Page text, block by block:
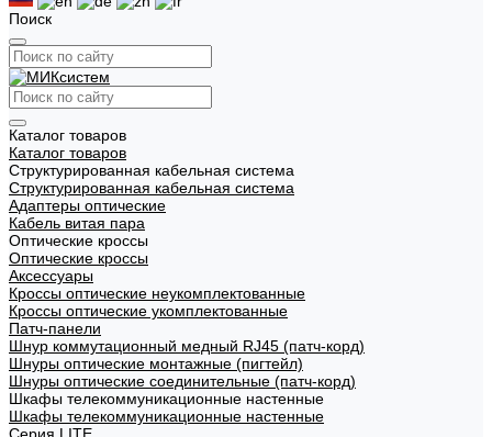
Поиск
Каталог товаров
Каталог товаров
Структурированная кабельная система
Структурированная кабельная система
Адаптеры оптические
Кабель витая пара
Оптические кроссы
Оптические кроссы
Аксессуары
Кроссы оптические неукомплектованные
Кроссы оптические укомплектованные
Патч-панели
Шнур коммутационный медный RJ45 (патч-корд)
Шнуры оптические монтажные (пигтейл)
Шнуры оптические соединительные (патч-корд)
Шкафы телекоммуникационные настенные
Шкафы телекоммуникационные настенные